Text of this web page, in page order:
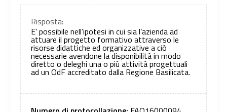
Risposta:
E’ possibile nell’ipotesi in cui sia l’azienda ad
attuare il progetto formativo attraverso le
risorse didattiche ed organizzative a ciò
necessarie avendone la disponibilità in modo
diretto o deleghi una o più attività progettuali
ad un OdF accreditato dalla Regione Basilicata.